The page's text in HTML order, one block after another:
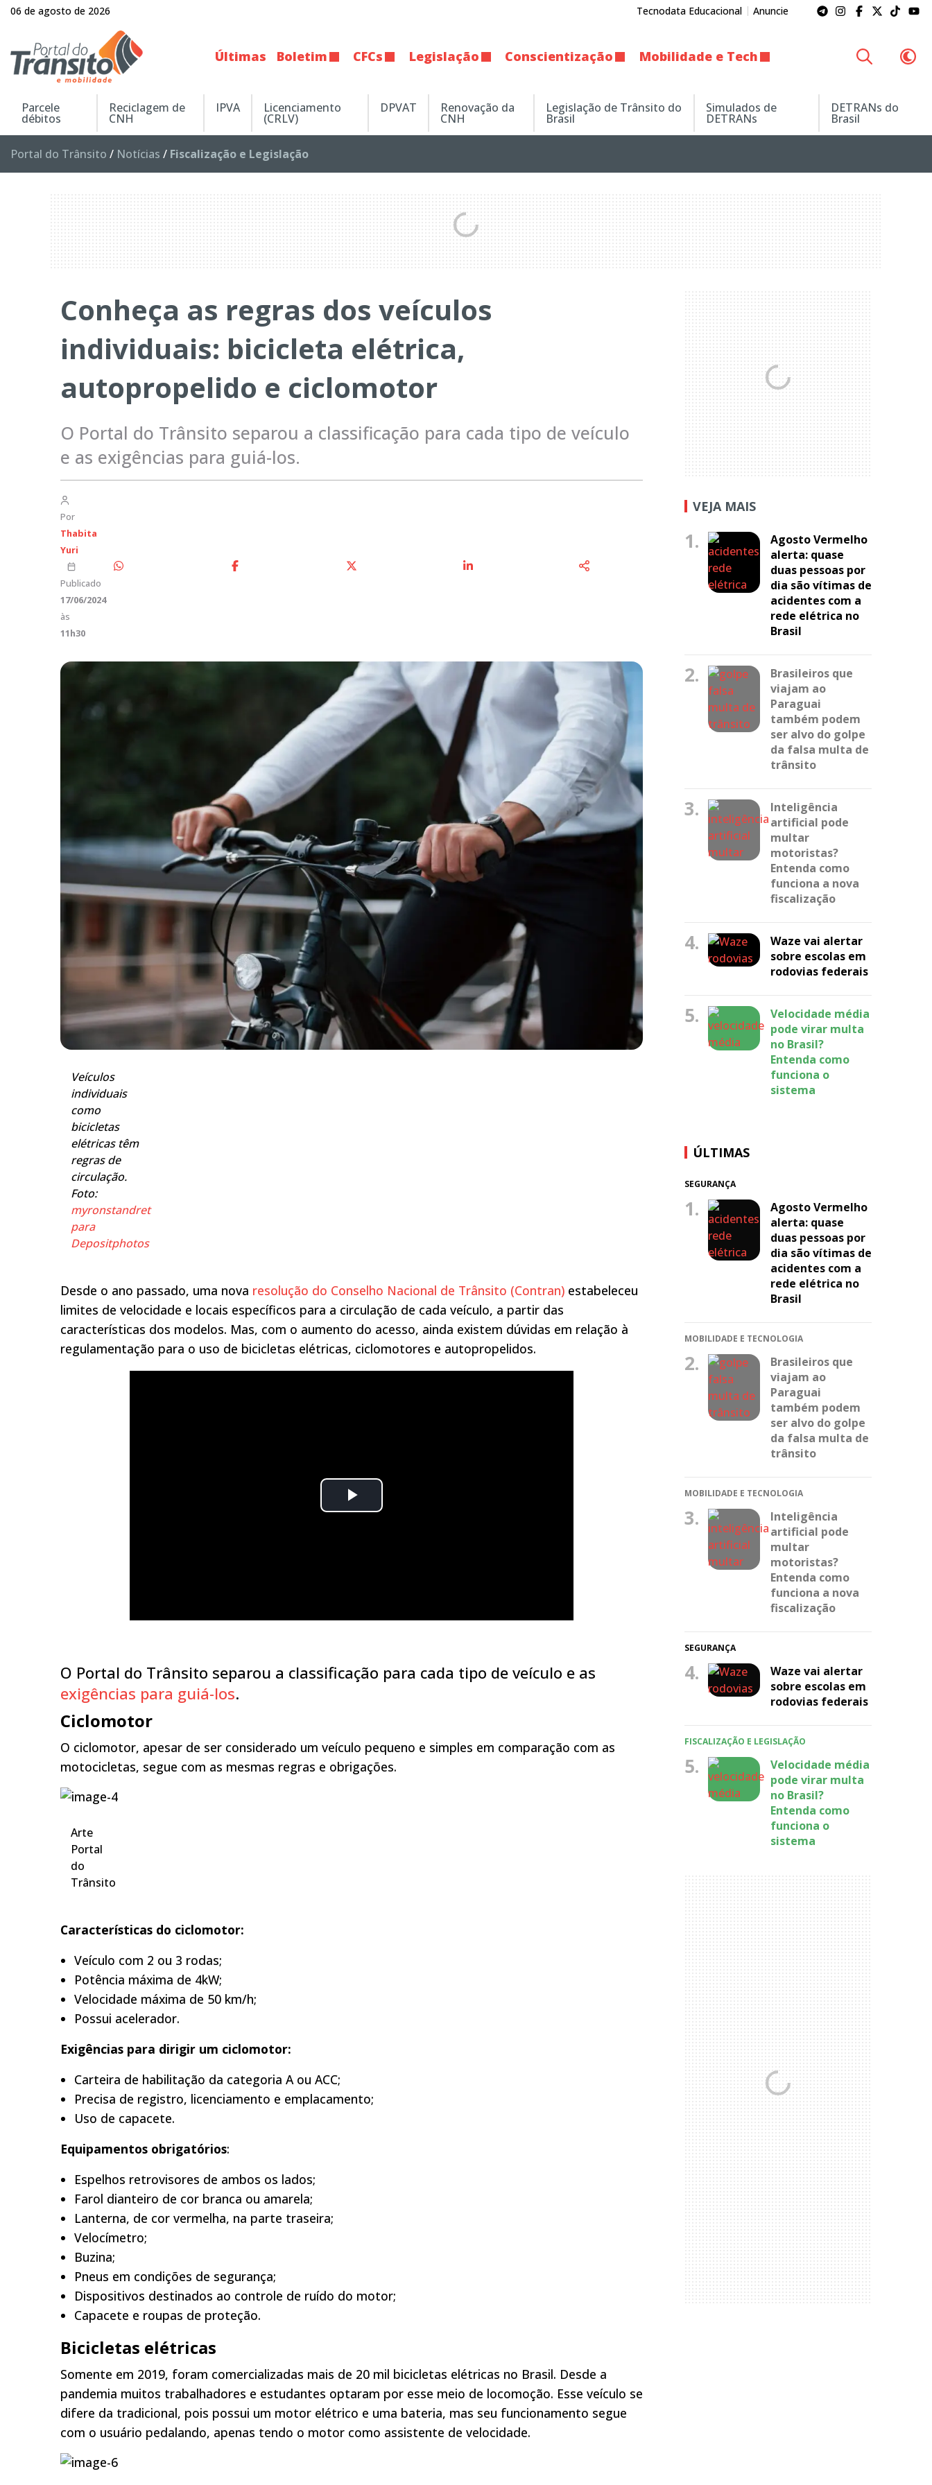
06 de agosto de 2026 Tecnodata Educacional Anuncie
Últimas Boletim CFCs Legislação Conscientização Mobilidade e Tech
Parcele
débitos
Reciclagem de
CNH
IPVA Licenciamento
(CRLV)
DPVAT Renovação da
CNH
Legislação de Trânsito do
Brasil
Simulados de
DETRANs
DETRANs do
Brasil
Portal do Trânsito / Notícias / Fiscalização e Legislação
Conheça as regras dos veículos
individuais: bicicleta elétrica,
autopropelido e ciclomotor
O Portal do Trânsito separou a classificação para cada tipo de veículo
e as exigências para guiá-los.
Por
Thabita
Yuri
Publicado
17/06/2024
às
11h30
Veículos
individuais
como
bicicletas
elétricas têm
regras de
circulação.
Foto:
myronstandret
para
Depositphotos
Desde o ano passado, uma nova resolução do Conselho Nacional de Trânsito (Contran) estabeleceu
limites de velocidade e locais específicos para a circulação de cada veículo, a partir das
características dos modelos. Mas, com o aumento do acesso, ainda existem dúvidas em relação à
regulamentação para o uso de bicicletas elétricas, ciclomotores e autopropelidos.
O Portal do Trânsito separou a classificação para cada tipo de veículo e as
exigências para guiá-los.
Ciclomotor
O ciclomotor, apesar de ser considerado um veículo pequeno e simples em comparação com as
motocicletas, segue com as mesmas regras e obrigações.
Arte
Portal
do
Trânsito
Características do ciclomotor:
Veículo com 2 ou 3 rodas;
Potência máxima de 4kW;
Velocidade máxima de 50 km/h;
Possui acelerador.
Exigências para dirigir um ciclomotor:
Carteira de habilitação da categoria A ou ACC;
Precisa de registro, licenciamento e emplacamento;
Uso de capacete.
Equipamentos obrigatórios:
Espelhos retrovisores de ambos os lados;
Farol dianteiro de cor branca ou amarela;
Lanterna, de cor vermelha, na parte traseira;
Velocímetro;
Buzina;
Pneus em condições de segurança;
Dispositivos destinados ao controle de ruído do motor;
Capacete e roupas de proteção.
Bicicletas elétricas
Somente em 2019, foram comercializadas mais de 20 mil bicicletas elétricas no Brasil. Desde a
pandemia muitos trabalhadores e estudantes optaram por esse meio de locomoção. Esse veículo se
difere da tradicional, pois possui um motor elétrico e uma bateria, mas seu funcionamento segue
com o usuário pedalando, apenas tendo o motor como assistente de velocidade.
VEJA MAIS
1.
Agosto Vermelho
alerta: quase
duas pessoas por
dia são vítimas de
acidentes com a
rede elétrica no
Brasil
2.
Brasileiros que
viajam ao
Paraguai
também podem
ser alvo do golpe
da falsa multa de
trânsito
3.
Inteligência
artificial pode
multar
motoristas?
Entenda como
funciona a nova
fiscalização
4.
Waze vai alertar
sobre escolas em
rodovias federais
5.
Velocidade média
pode virar multa
no Brasil?
Entenda como
funciona o
sistema
ÚLTIMAS
SEGURANÇA
1.
Agosto Vermelho
alerta: quase
duas pessoas por
dia são vítimas de
acidentes com a
rede elétrica no
Brasil
MOBILIDADE E TECNOLOGIA
2.
Brasileiros que
viajam ao
Paraguai
também podem
ser alvo do golpe
da falsa multa de
trânsito
MOBILIDADE E TECNOLOGIA
3.
Inteligência
artificial pode
multar
motoristas?
Entenda como
funciona a nova
fiscalização
SEGURANÇA
4.
Waze vai alertar
sobre escolas em
rodovias federais
FISCALIZAÇÃO E LEGISLAÇÃO
5.
Velocidade média
pode virar multa
no Brasil?
Entenda como
funciona o
sistema